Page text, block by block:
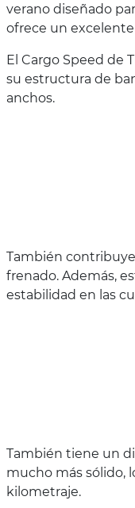
verano diseñado
ofrece un
El Cargo Speed de
su estructura de
anchos.
También
frenado. Además,
estabilidad en las
También tiene un
mucho más sólido,
kilometraje.